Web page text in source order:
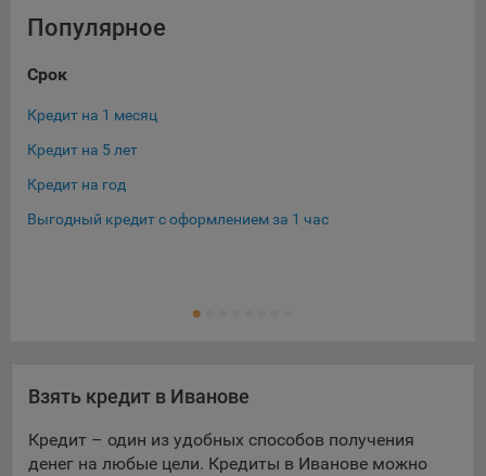
Популярное
Срок
Кредит на 1 месяц
Кредит на 5 лет
Кредит на год
Выгодный кредит с оформлением за 1 час
Взять кредит в Иванове
Кредит – один из удобных способов получения
денег на любые цели. Кредиты в Иванове можно